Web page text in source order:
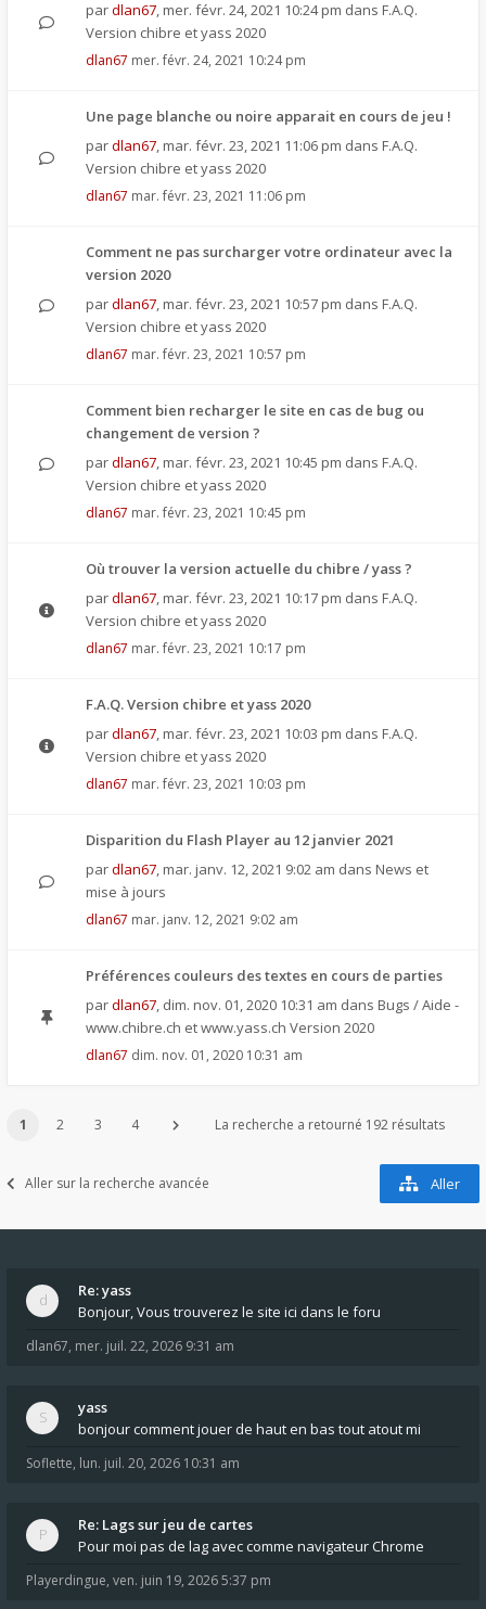
pardlan67, mer. févr. 24, 2021 10:24 pm dans F.A.Q.
Version chibre et yass 2020
dlan67 mer. févr. 24, 2021 10:24 pm
Une page blanche ou noire apparait en cours de jeu !
pardlan67, mar. févr. 23, 2021 11:06 pm dans F.A.Q.
Version chibre et yass 2020
dlan67 mar. févr. 23, 2021 11:06 pm
Comment ne pas surcharger votre ordinateur avec la
version 2020
pardlan67, mar. févr. 23, 2021 10:57 pm dans F.A.Q.
Version chibre et yass 2020
dlan67 mar. févr. 23, 2021 10:57 pm
Comment bien recharger le site en cas de bug ou
changement de version ?
pardlan67, mar. févr. 23, 2021 10:45 pm dans F.A.Q.
Version chibre et yass 2020
dlan67 mar. févr. 23, 2021 10:45 pm
Où trouver la version actuelle du chibre / yass ?
pardlan67, mar. févr. 23, 2021 10:17 pm dans F.A.Q.
Version chibre et yass 2020
dlan67 mar. févr. 23, 2021 10:17 pm
F.A.Q. Version chibre et yass 2020
pardlan67, mar. févr. 23, 2021 10:03 pm dans F.A.Q.
Version chibre et yass 2020
dlan67 mar. févr. 23, 2021 10:03 pm
Disparition du Flash Player au 12 janvier 2021
pardlan67, mar. janv. 12, 2021 9:02 am dans News et
mise à jours
dlan67 mar. janv. 12, 2021 9:02 am
Préférences couleurs des textes en cours de parties
pardlan67, dim. nov. 01, 2020 10:31 am dans Bugs / Aide -
www.chibre.ch et www.yass.ch Version 2020
dlan67 dim. nov. 01, 2020 10:31 am
1 2 3 4 La recherche a retourné 192 résultats
Aller sur la recherche avancée Aller
Re: yass
Bonjour, Vous trouverez le site ici dans le foru
dlan67, mer. juil. 22, 2026 9:31 am
yass
bonjour comment jouer de haut en bas tout atout mi
Soflette, lun. juil. 20, 2026 10:31 am
Re: Lags sur jeu de cartes
Pour moi pas de lag avec comme navigateur Chrome
Playerdingue, ven. juin 19, 2026 5:37 pm